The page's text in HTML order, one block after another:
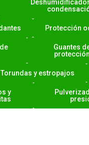
Protección
Guantes
protección
Torundas y estropajos
y